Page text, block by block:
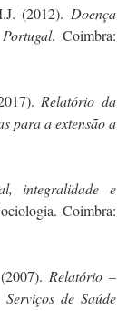
(2012). Doença
. Coimbra:
Relatório da
para a extensão a
integralidade e
Coimbra:
Relatório –
de Saúde